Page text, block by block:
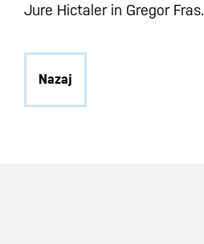
Jure Hictaler in Gregor Fras.
Nazaj